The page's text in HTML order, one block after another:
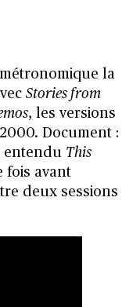
la
Stories from
, les versions
Document :
entendu This
fois avant
deux sessions